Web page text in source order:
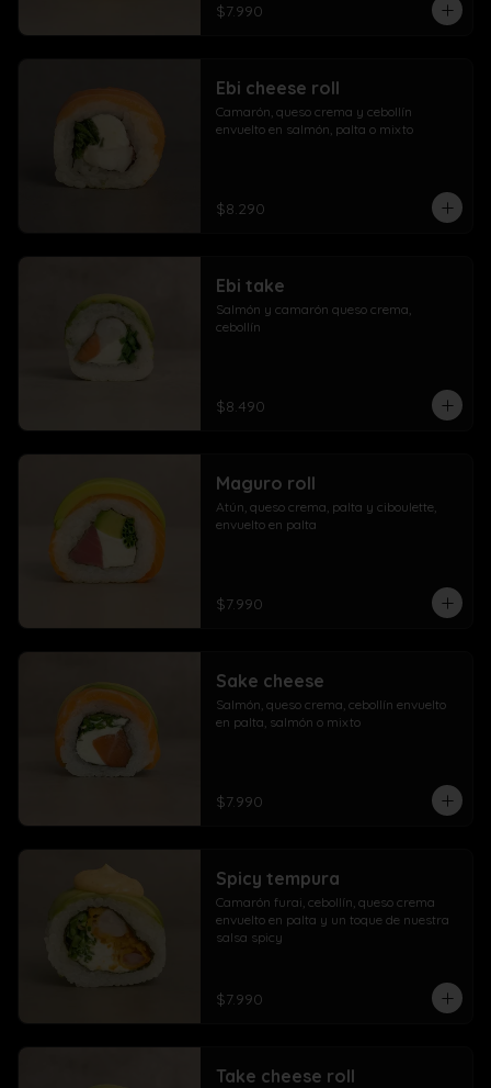
$7.990
Ebi cheese roll
Camarón, queso crema y cebollín
envuelto en salmón, palta o mixto
$8.290
Ebi take
Salmón y camarón queso crema,
cebollín
$8.490
Maguro roll
Atún, queso crema, palta y ciboulette,
envuelto en palta
$7.990
Sake cheese
Salmón, queso crema, cebollín envuelto
en palta, salmón o mixto
$7.990
Spicy tempura
Camarón furai, cebollín, queso crema
envuelto en palta y un toque de nuestra
salsa spicy
$7.990
Take cheese roll